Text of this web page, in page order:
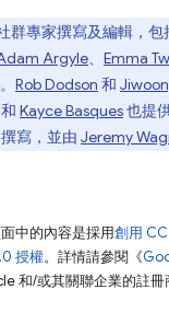
群專家撰寫及編輯，包
Argyle、 Emma
。 Rob Dodson 和
和 Kayce Basques也提
撰寫，並由 Jeremy
中的內容是採用創用
授權。詳情請參閱《
和/或其關聯企業的註冊